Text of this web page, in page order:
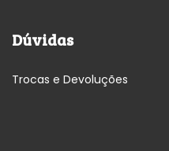
Dúvidas
Trocas e Devoluções